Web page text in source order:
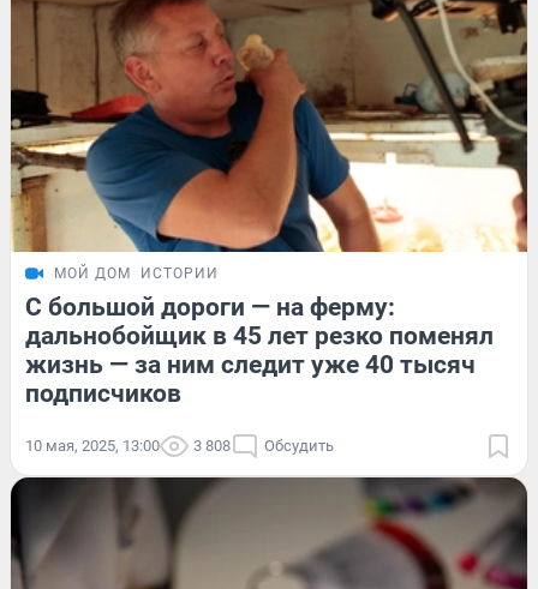
МОЙ ДОМ ИСТОРИИ
С большой дороги — на ферму:
дальнобойщик в 45 лет резко поменял
жизнь — за ним следит уже 40 тысяч
подписчиков
10 мая, 2025, 13:00 3 808 Обсудить